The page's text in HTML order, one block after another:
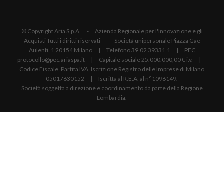
© Copyright Aria S.p.A. - Azienda Regionale per l'Innovazione e gli
Acquisti Tutti i diritti riservati - Società unipersonale Piazza Gae
Aulenti, 1 20154 Milano | Telefono 39.02 39331.1 | PEC
protocollo@pec.ariaspa.it | Capitale sociale 25.000.000,00 € i.v. |
Codice Fiscale, Partita IVA, Iscrizione Registro delle Imprese di Milano
05017630152 | Iscritta al R.E.A. al n°1096149.
Società soggetta a direzione e coordinamento da parte della Regione
Lombardia.